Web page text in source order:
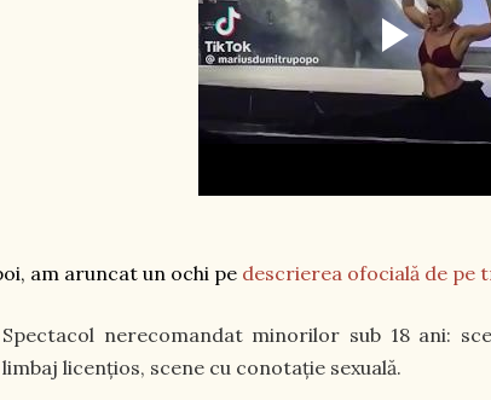
am aruncat un ochi pe descrierea ofocială de pe
Spectacol nerecomandat minorilor sub 18 ani:
limbaj licențios, scene cu conotație sexuală.